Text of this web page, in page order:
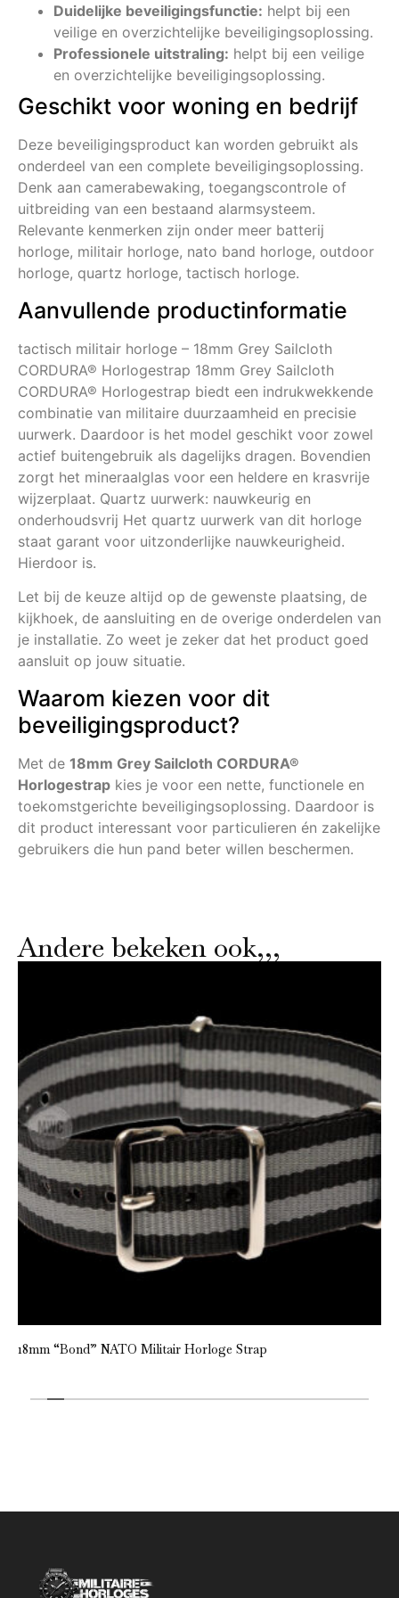
Duidelijke beveiligingsfunctie: helpt bij een
veilige en overzichtelijke beveiligingsoplossing.
Professionele uitstraling: helpt bij een veilige
en overzichtelijke beveiligingsoplossing.
Geschikt voor woning en bedrijf
Deze beveiligingsproduct kan worden gebruikt als
onderdeel van een complete beveiligingsoplossing.
Denk aan camerabewaking, toegangscontrole of
uitbreiding van een bestaand alarmsysteem.
Relevante kenmerken zijn onder meer batterij
horloge, militair horloge, nato band horloge, outdoor
horloge, quartz horloge, tactisch horloge.
Aanvullende productinformatie
tactisch militair horloge – 18mm Grey Sailcloth
CORDURA® Horlogestrap 18mm Grey Sailcloth
CORDURA® Horlogestrap biedt een indrukwekkende
combinatie van militaire duurzaamheid en precisie
uurwerk. Daardoor is het model geschikt voor zowel
actief buitengebruik als dagelijks dragen. Bovendien
zorgt het mineraalglas voor een heldere en krasvrije
wijzerplaat. Quartz uurwerk: nauwkeurig en
onderhoudsvrij Het quartz uurwerk van dit horloge
staat garant voor uitzonderlijke nauwkeurigheid.
Hierdoor is.
Let bij de keuze altijd op de gewenste plaatsing, de
kijkhoek, de aansluiting en de overige onderdelen van
je installatie. Zo weet je zeker dat het product goed
aansluit op jouw situatie.
Waarom kiezen voor dit
beveiligingsproduct?
Met de 18mm Grey Sailcloth CORDURA®
Horlogestrap kies je voor een nette, functionele en
toekomstgerichte beveiligingsoplossing. Daardoor is
dit product interessant voor particulieren én zakelijke
gebruikers die hun pand beter willen beschermen.
Andere bekeken ook,,,
Horloge Strap 18mm “Blue and